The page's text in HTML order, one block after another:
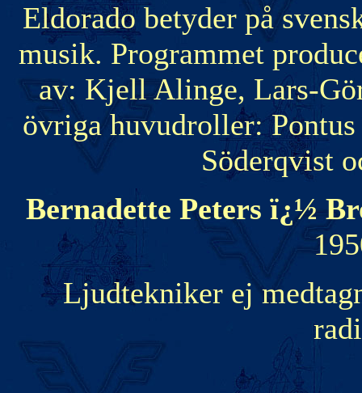
Eldorado betyder på
musik. Programmet
av: Kjell Alinge, Lars-
övriga huvudroller:
Söderqvist
Bernadette Peters ï¿½
Ljudtekniker ej